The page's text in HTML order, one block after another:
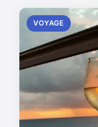
VOYAGE